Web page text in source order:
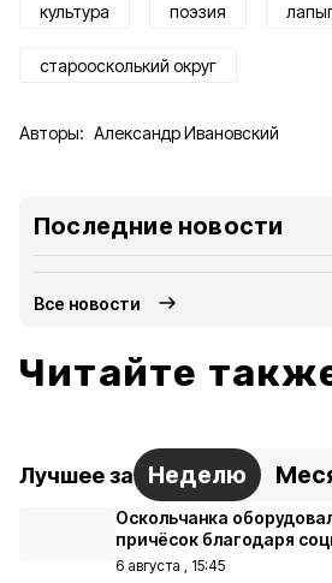
культура поэзия
староосколький округ
Авторы: Александр Ивановский
Последние новости
Все новости
Читайте
Лучшее за Неделю
Оскольчанка
причёсок благодаря
6 августа , 15:45